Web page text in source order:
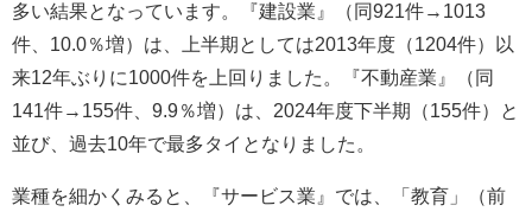
多い結果となっています。『建設業』（同921件→1013
件、10.0％増）は、上半期としては2013年度（1204件）以
来12年ぶりに1000件を上回りました。『不動産業』（同
141件→155件、9.9％増）は、2024年度下半期（155件）と
並び、過去10年で最多タイとなりました。
業種を細かくみると、『サービス業』では、「教育」（前